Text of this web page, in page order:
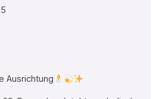
Ausrichtung